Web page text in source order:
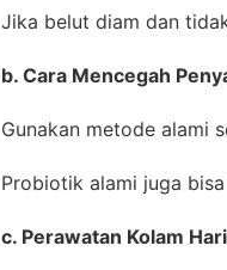
Jika belut diam dan
b. Cara Mencegah
Gunakan metode alami
Probiotik alami juga
c. Perawatan Kolam